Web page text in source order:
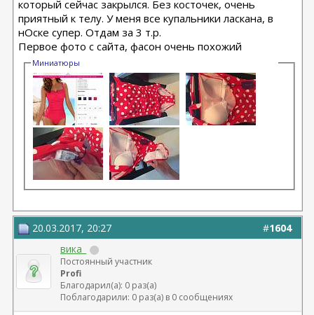
который сейчас закрылся. Без косточек, очень
приятный к телу. У меня все купальники ласкана, в
нОске супер. Отдам за 3 т.р.
Первое фото с сайта, фасон очень похожий
Миниатюры
#1604
20.03.2017, 20:27
вика_
Постоянный участник
Profi
Благодарил(а): 0 раз(а)
Поблагодарили: 0 раз(а) в 0 сообщениях